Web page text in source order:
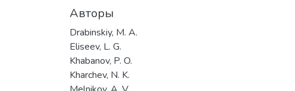
Авторы
Drabinskiy, M. A.
Eliseev, L. G.
Khabanov, P. O.
Kharchev, N. K.